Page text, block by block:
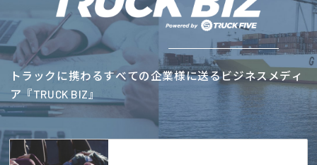
トラックに携わるすべての企業様に送るビジネスメディ
ア『TRUCK BIZ』